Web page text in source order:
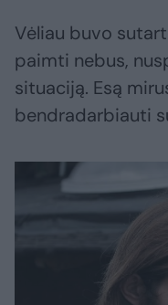
Vėliau buvo
paimti nebus,
situaciją. Esą
bendradarbiauti